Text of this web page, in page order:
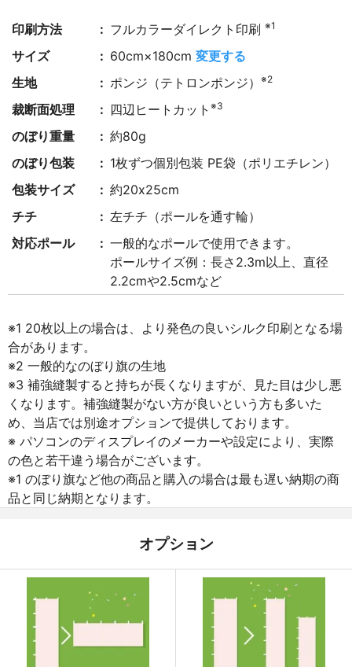
印刷方法 フルカラーダイレクト印刷※1
サイズ 60cm×180cm変更する
生地
ポンジ（テトロンポンジ）※2
裁断面処理 四辺ヒートカット※3
のぼり重量
約80g
のぼり包装
1枚ずつ個別包装 PE袋（ポリエチレン）
包装サイズ
約20x25cm
チチ
左チチ（ポールを通す輪）
対応ポール
一般的なポールで使用できます。
ポールサイズ例：長さ2.3m以上、直径
2.2cmや2.5cmなど
※1 20枚以上の場合は、より発色の良いシルク印刷となる場
合があります。
※2 一般的なのぼり旗の生地
※3 補強縫製すると持ちが長くなりますが、見た目は少し悪
くなります。補強縫製がない方が良いという方も多いた
め、当店では別途オプションで提供しております。
※ パソコンのディスプレイのメーカーや設定により、実際
の色と若干違う場合がございます。
※1 のぼり旗など他の商品と購入の場合は最も遅い納期の商
品と同じ納期となります。
オプション